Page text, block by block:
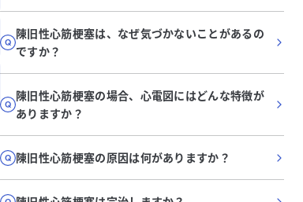
陳旧性心筋梗塞は、なぜ気づかないことがあるの
ですか？
陳旧性心筋梗塞の場合、心電図にはどんな特徴が
ありますか？
陳旧性心筋梗塞の原因は何がありますか？